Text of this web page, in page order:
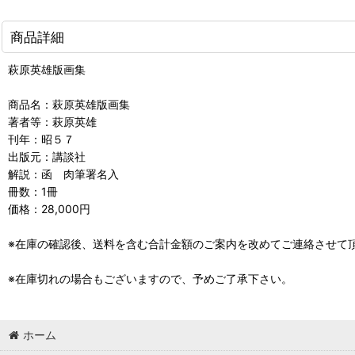
商品詳細
萩原英雄版画集
商品名：萩原英雄版画集
著者等：萩原英雄
刊年：昭５７
出版元：講談社
解説：函 肉筆署名入
冊数：1冊
価格：28,000円
※在庫の確認後、送料を含む合計金額のご案内を改めてご連絡させて
※在庫切れの場合もございますので、予めご了承下さい。
ホーム